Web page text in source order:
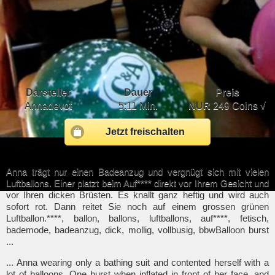
Darsteller Dauer
Preis
Annadevot
5:11 Min. NUR 249 Coins √
Jetzt freischalten
Anna trägt nur einen Badeanzug und vergnügt sich mit vielen
Luftballons. Einer platzt beim Auf**** direkt vor Ihrem Gesicht und
vor Ihren dicken Brüsten. Es knallt ganz heftig und wird auch
sofort rot. Dann reitet Sie noch auf einem grossen grünen
Luftballon.****, ballon, ballons, luftballons, auf****, fetisch,
bademode, badeanzug, dick, mollig, vollbusig, bbwBalloon burst
...
... Anna wearing only a bathing suit and contented herself with a